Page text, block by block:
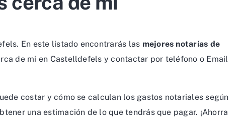
En este listado encontrarás las mejores notarías de
de mi en Castelldefels y contactar por teléfono o Email
costar y cómo se calculan los gastos notariales según
una estimación de lo que tendrás que pagar. ¡Ahorra